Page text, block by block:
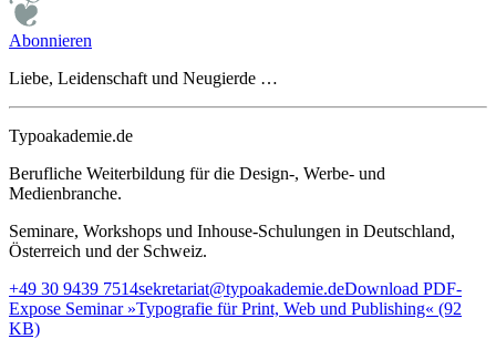
Abonnieren
Liebe, Leidenschaft und Neugierde …
Typoakademie.de
Berufliche Weiterbildung für die Design-, Werbe- und
Medienbranche.
Seminare, Workshops und Inhouse-Schulungen in Deutschland,
Österreich und der Schweiz.
+49 30 9439 7514sekretariat@typoakademie.deDownload PDF-
Expose Seminar »Typografie für Print, Web und Publishing« (92
KB)